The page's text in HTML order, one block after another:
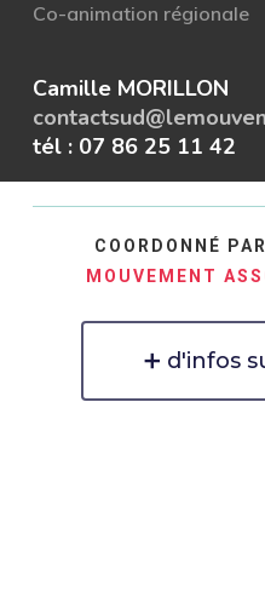
Co-animation régionale
Camille MORILLON
tél : 07 86 25 11 42
COORDONNÉ
MOUVEMENT
➕ d'infos